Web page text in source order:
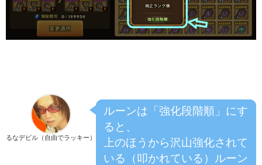
るなデビル（自由でラッキー）
ルーンは「強化段階順」にす
ると、
上のほうから沢山強化されて
いる（叩かれている）ルーン